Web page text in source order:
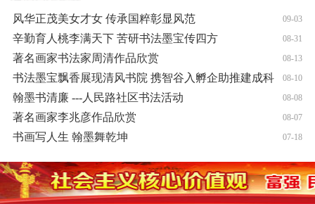
09-03
风华正茂美女才女 传承国粹彰显风范
08-31
辛勤育人桃李满天下 苦研书法墨宝传四方
08-13
著名画家书法家周清作品欣赏
08-10
书法墨宝飘香展现清风书院 携智谷入孵企助推建成科
技
08-08
翰墨书清廉 ---人民路社区书法活动
08-07
著名画家李兆彦作品欣赏
07-18
书画写人生 翰墨舞乾坤